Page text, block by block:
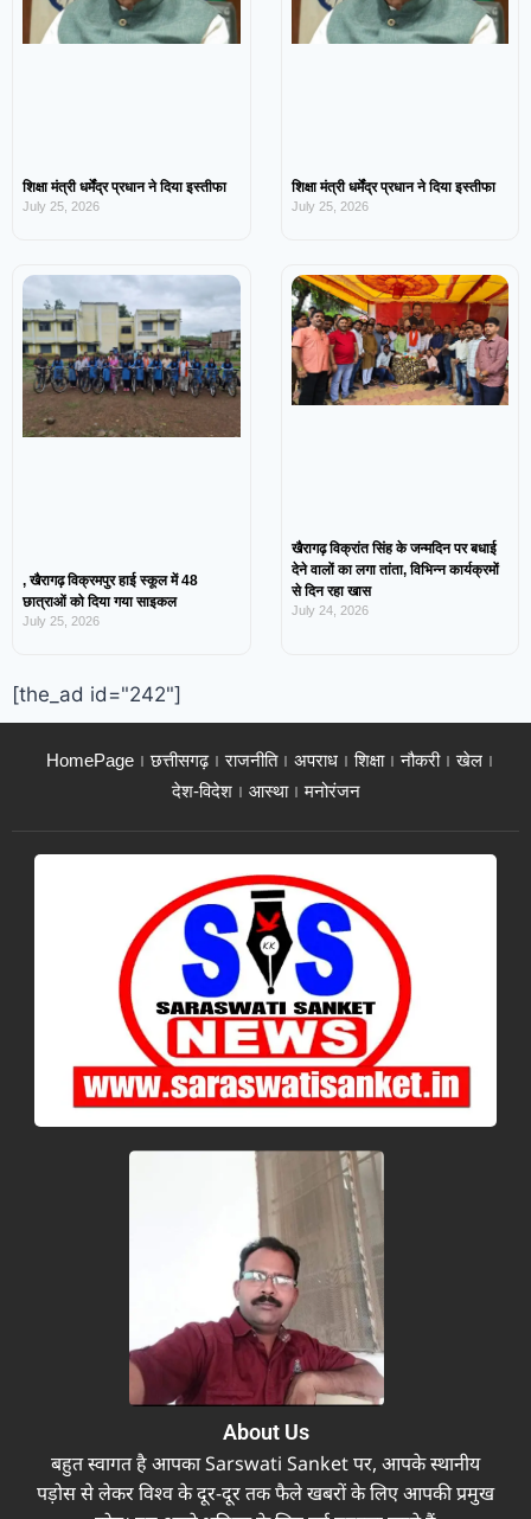
शिक्षा मंत्री धर्मेंद्र प्रधान ने दिया इस्तीफा
July 25, 2026
शिक्षा मंत्री धर्मेंद्र प्रधान ने दिया इस्तीफा
July 25, 2026
, खैरागढ़ विक्रमपुर हाई स्कूल में 48
छात्राओं को दिया गया साइकल
July 25, 2026
खैरागढ़ विक्रांत सिंह के जन्मदिन पर बधाई
देने वालों का लगा तांता, विभिन्न कार्यक्रमों
से दिन रहा खास
July 24, 2026
[the_ad id="242"]
HomePage छत्तीसगढ़ राजनीति अपराध शिक्षा नौकरी
खेल
देश-विदेश
आस्था मनोरंजन
About Us
बहुत स्वागत है आपका Sarswati Sanket पर, आपके स्थानीय
पड़ोस से लेकर विश्व के दूर-दूर तक फैले खबरों के लिए आपकी प्रमुख